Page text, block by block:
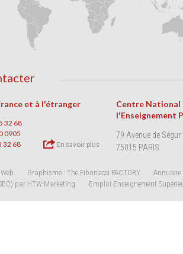
et à l'étranger
32 68
0905
32 68
En savoir plus
Centre National
l'Enseignement
79 Avenue de Ségur
75015 PARIS
Graphisme : The Fibonacci FACTORY
Annuaire
par HTW-Marketing
Emploi Enseignement